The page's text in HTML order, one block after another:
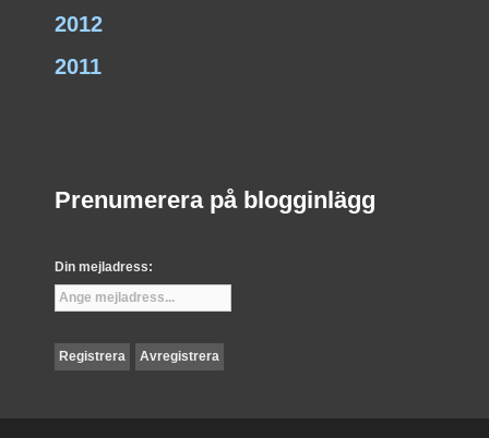
2012
2011
Prenumerera på blogginlägg
Din mejladress: